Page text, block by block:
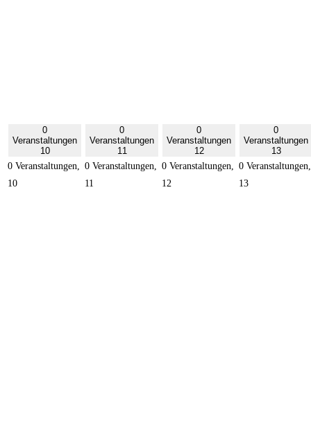
0
Veranstaltungen
10
0 Veranstaltungen,
10
0
Veranstaltungen
11
0 Veranstaltungen,
11
0
Veranstaltungen
12
0 Veranstaltungen,
12
0
Veranstaltungen
13
0 Veranstaltungen,
13